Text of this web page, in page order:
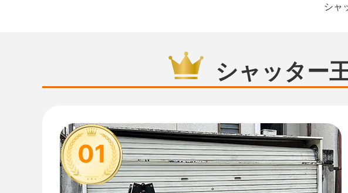
シャ
シャッター
01